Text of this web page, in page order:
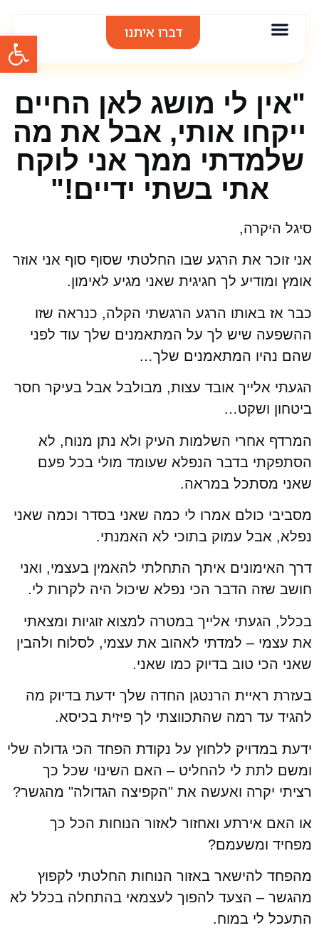
פתח דברו איתנו
"אין לי מושג לאן החיים
ייקחו אותי, אבל את מה
שלמדתי ממך אני לוקח
אתי בשתי ידיים!"
סיגל היקרה,
אני זוכר את הרגע שבו החלטתי שסוף סוף אני אוזר
אומץ ומודיע לך חגיגית שאני מגיע לאימון.
כבר אז באותו הרגע הרגשתי הקלה, כנראה שזו
ההשפעה שיש לך על המתאמנים שלך עוד לפני
שהם נהיו המתאמנים שלך…
הגעתי אלייך אובד עצות, מבולבל אבל בעיקר חסר
ביטחון ושקט…
המרדף אחרי השלמות העיק ולא נתן מנוח, לא
הסתפקתי בדבר הנפלא שעומד מולי בכל פעם
שאני מסתכל במראה.
מסביבי כולם אמרו לי כמה שאני בסדר וכמה שאני
נפלא, אבל עמוק בתוכי לא האמנתי.
דרך האימונים איתך התחלתי להאמין בעצמי, ואני
חושב שזה הדבר הכי נפלא שיכול היה לקרות לי.
בכלל, הגעתי אלייך במטרה למצוא זוגיות ומצאתי
את עצמי – למדתי לאהוב את עצמי, לסלוח ולהבין
שאני הכי טוב בדיוק כמו שאני.
בעזרת ראיית הרנטגן החדה שלך ידעת בדיוק מה
להגיד עד רמה שהתכווצתי לך פיזית בכיסא.
ידעת במדויק ללחוץ על נקודת הפחד הכי גדולה שלי
ומשם לתת לי להחליט – האם השינוי שכל כך
רציתי יקרה ואעשה את "הקפיצה הגדולה" מהגשר?
או האם אירתע ואחזור לאזור הנוחות הכל כך
מפחיד ומשעמם?
מהפחד להישאר באזור הנוחות החלטתי לקפוץ
מהגשר – הצעד להפוך לעצמאי בהתחלה בכלל לא
התעכל לי במוח.